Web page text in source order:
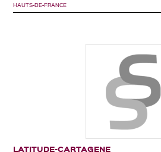
HAUTS-DE-FRANCE
LATITUDE-CARTAGENE